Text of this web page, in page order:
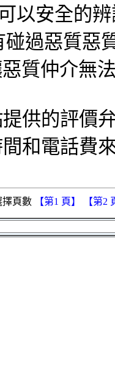
以安全的
碰過惡質惡
質仲介無
供的評價
和電話費
頁數 【第1 頁】 【第2